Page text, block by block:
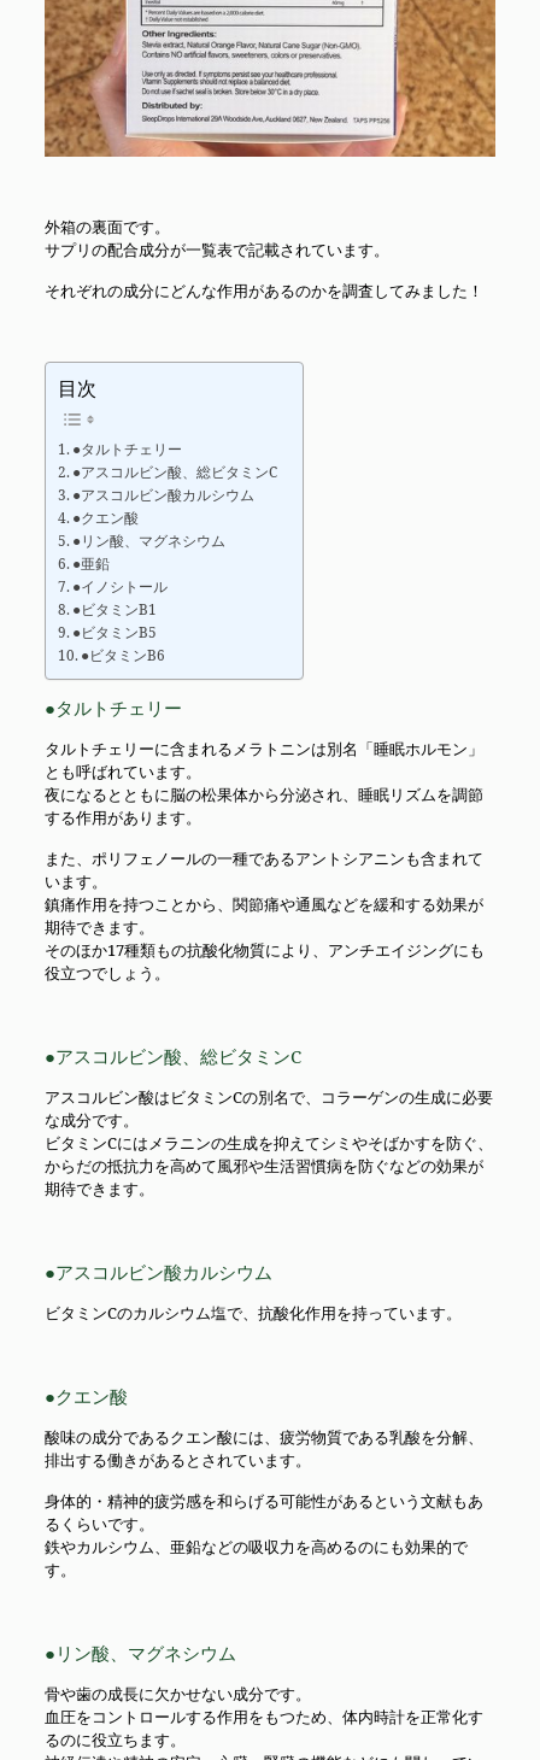
外箱の裏面です。
サプリの配合成分が一覧表で記載されています。
それぞれの成分にどんな作用があるのかを調査してみました！
目次
●タルトチェリー
●アスコルビン酸、総ビタミンC
●アスコルビン酸カルシウム
●クエン酸
●リン酸、マグネシウム
●亜鉛
●イノシトール
●ビタミンB1
●ビタミンB5
●ビタミンB6
●タルトチェリー
タルトチェリーに含まれるメラトニンは別名「睡眠ホルモン」
とも呼ばれています。
夜になるとともに脳の松果体から分泌され、睡眠リズムを調節
する作用があります。
また、ポリフェノールの一種であるアントシアニンも含まれて
います。
鎮痛作用を持つことから、関節痛や通風などを緩和する効果が
期待できます。
そのほか17種類もの抗酸化物質により、アンチエイジングにも
役立つでしょう。
●アスコルビン酸、総ビタミンC
アスコルビン酸はビタミンCの別名で、コラーゲンの生成に必要
な成分です。
ビタミンCにはメラニンの生成を抑えてシミやそばかすを防ぐ、
からだの抵抗力を高めて風邪や生活習慣病を防ぐなどの効果が
期待できます。
●アスコルビン酸カルシウム
ビタミンCのカルシウム塩で、抗酸化作用を持っています。
●クエン酸
酸味の成分であるクエン酸には、疲労物質である乳酸を分解、
排出する働きがあるとされています。
身体的・精神的疲労感を和らげる可能性があるという文献もあ
るくらいです。
鉄やカルシウム、亜鉛などの吸収力を高めるのにも効果的で
す。
●リン酸、マグネシウム
骨や歯の成長に欠かせない成分です。
血圧をコントロールする作用をもつため、体内時計を正常化す
るのに役立ちます。